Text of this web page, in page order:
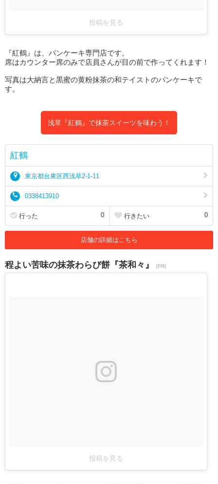
投稿を見る
『紅鶴』は、パンケーキ専門店です。
席はカウンター席のみで店員さんが目の前で作ってくれます！
写真は大納言と黒蜜の黄粉抹茶の和テイストのパンケーキで
す。
浅草『紅鶴』で抹茶スイーツを味わう！
紅鶴
東京都台東区西浅草2-1-11
0338413910
行った 0 行きたい 0
店舗の詳細はこちら
程よい苦味の抹茶わらび餅『茶和々』 [PR]
投稿を見る